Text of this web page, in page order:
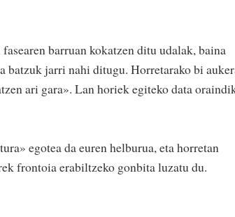
barruan kokatzen ditu udalak, baina
batzuk jarri nahi ditugu. Horretarako bi
ari gara». Lan horiek egiteko data
egotea da euren helburua, eta horretan
frontoia erabiltzeko gonbita luzatu du.